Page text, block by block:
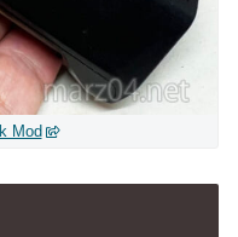
Mod